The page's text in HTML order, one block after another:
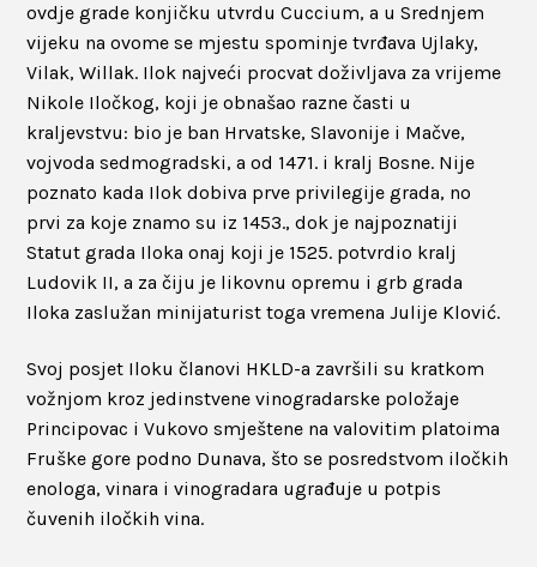
ovdje grade konjičku utvrdu Cuccium, a u Srednjem
vijeku na ovome se mjestu spominje tvrđava Ujlaky,
Vilak, Willak. Ilok najveći procvat doživljava za vrijeme
Nikole Iločkog, koji je obnašao razne časti u
kraljevstvu: bio je ban Hrvatske, Slavonije i Mačve,
vojvoda sedmogradski, a od 1471. i kralj Bosne. Nije
poznato kada Ilok dobiva prve privilegije grada, no
prvi za koje znamo su iz 1453., dok je najpoznatiji
Statut grada Iloka onaj koji je 1525. potvrdio kralj
Ludovik II, a za čiju je likovnu opremu i grb grada
Iloka zaslužan minijaturist toga vremena Julije Klović.
Svoj posjet Iloku članovi HKLD-a završili su kratkom
vožnjom kroz jedinstvene vinogradarske položaje
Principovac i Vukovo smještene na valovitim platoima
Fruške gore podno Dunava, što se posredstvom iločkih
enologa, vinara i vinogradara ugrađuje u potpis
čuvenih iločkih vina.